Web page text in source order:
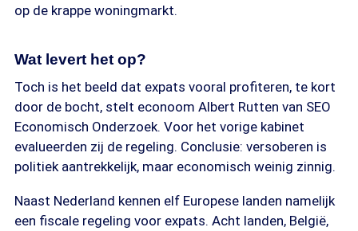
op de krappe woningmarkt.
Wat levert het op?
Toch is het beeld dat expats vooral profiteren, te kort
door de bocht, stelt econoom Albert Rutten van SEO
Economisch Onderzoek. Voor het vorige kabinet
evalueerden zij de regeling. Conclusie: versoberen is
politiek aantrekkelijk, maar economisch weinig zinnig.
Naast Nederland kennen elf Europese landen namelijk
een fiscale regeling voor expats. Acht landen, België,